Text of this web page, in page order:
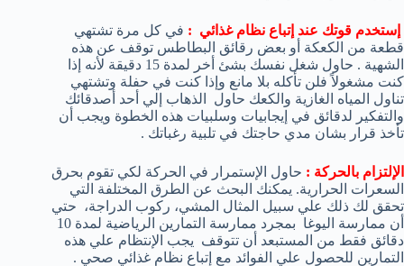
إستخدم قوتك عند إتباع نظام غذائي : في كل مرة تشتهي
قطعة من الكعكة أو بعض رقائق البطاطس توقف عن هذه
الشهية . حاول شغل نفسك بشئ أخر لمدة 15 دقيقة لأنه إذا
كنت مشغولاً فلن تأكله بلا مانع وإذا كنت في حفلة وتشتهي
تناول المياه الغازية والكعك حاول الذهاب إلي أحد أصدقائك
والتفكير لدقائق في إيجابيات وسلبيات هذه الخطوة ويجب أن
تأخذ قرار بشان مدي حاجتك في تلبية رغباتك .
الإلتزام بالحركة : حاول الإستمرار في الحركة لكي تقوم بحرق
السعرات الحرارية. يمكنك البحث عن الطرق المختلفة التي
تحقق لك ذلك علي سبيل المثال المشي، ركوب الدراجة، حتي
أن ممارسة اليوغا بمجرد ممارسة التمارين الرياضية لمدة 10
دقائق فقط من المستبعد أن تتوقف يجب الإنتظام علي هذه
التمارين للحصول علي الفوائد مع إتباع نظام غذائي صحي .